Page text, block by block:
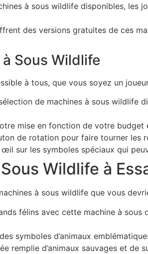
à sous wildlife disponibles, les
des versions gratuites de ces
Sous Wildlife
à tous, que vous soyez un
de machines à sous wildlife
mise en fonction de votre budget
de rotation pour faire tourner les
œil sur les symboles spéciaux qui
Wildlife à
à sous wildlife que vous
félins avec cette machine à
symboles d’animaux
remplie d’animaux sauvages et de